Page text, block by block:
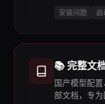
安装问题
📚 完整文
国产模型配
部文档，专